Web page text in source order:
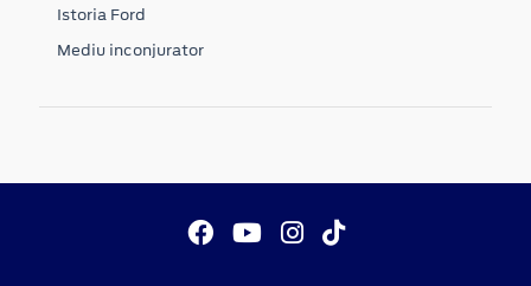
Istoria Ford
Mediu inconjurator